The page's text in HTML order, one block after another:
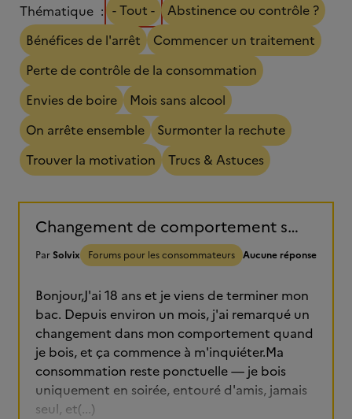
Thématique - Tout -
Abstinence ou contrôle ?
Bénéfices de l'arrêt
Commencer un traitement
Perte de contrôle de la consommation
Envies de boire
Mois sans alcool
On arrête ensemble
Surmonter la rechute
Trouver la motivation
Trucs & Astuces
Changement de comportement sous alcool depuis un mois, besoin d'avis
ParSolvix Forums pour les consommateurs Aucune réponse
Bonjour,J'ai 18 ans et je viens de terminer mon
bac. Depuis environ un mois, j'ai remarqué un
changement dans mon comportement quand
je bois, et ça commence à m'inquiéter.Ma
consommation reste ponctuelle — je bois
uniquement en soirée, entouré d'amis, jamais
seul, et(...)